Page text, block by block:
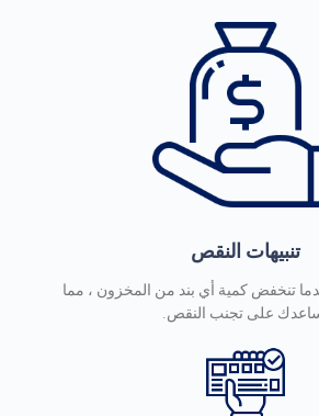
تنبيهات النقص
تنخفض كمية أي بند من المخزون ، مما
على تجنب النقص.